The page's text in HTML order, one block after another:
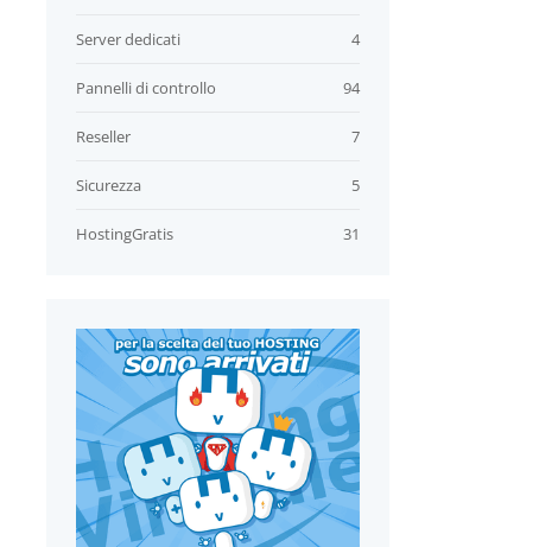
4
Server dedicati
94
Pannelli di controllo
7
Reseller
5
Sicurezza
31
HostingGratis